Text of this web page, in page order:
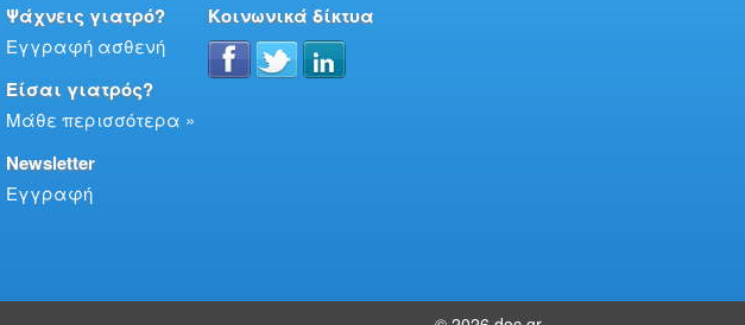
Ψάχνεις γιατρό?
Εγγραφή ασθενή
Είσαι γιατρός?
Μάθε περισσότερα »
Newsletter
Εγγραφή
Κοινωνικά δίκτυα